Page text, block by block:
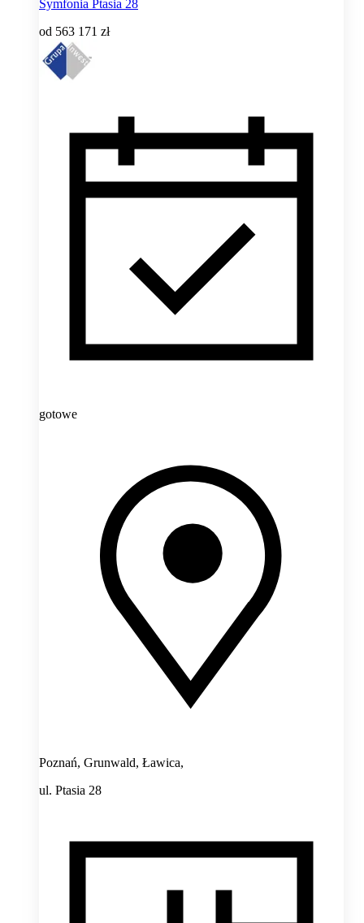
Symfonia Ptasia 28
od 563 171 zł
gotowe
Poznań, Grunwald, Ławica,
ul. Ptasia 28